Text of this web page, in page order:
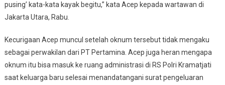
pusing’ kata-kata kayak begitu,” kata Acep kepada wartawan di
Jakarta Utara, Rabu.
Kecurigaan Acep muncul setelah oknum tersebut tidak mengaku
sebagai perwakilan dari PT Pertamina. Acep juga heran mengapa
oknum itu bisa masuk ke ruang administrasi di RS Polri Kramatjati
saat keluarga baru selesai menandatangani surat pengeluaran